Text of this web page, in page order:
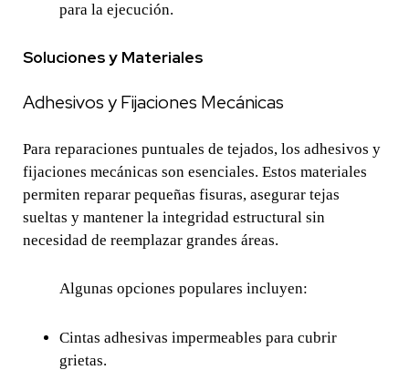
para la ejecución.
Soluciones y Materiales
Adhesivos y Fijaciones Mecánicas
Para reparaciones puntuales de tejados, los adhesivos y
fijaciones mecánicas son esenciales. Estos materiales
permiten reparar pequeñas fisuras, asegurar tejas
sueltas y mantener la integridad estructural sin
necesidad de reemplazar grandes áreas.
Algunas opciones populares incluyen:
Cintas adhesivas impermeables para cubrir
grietas.